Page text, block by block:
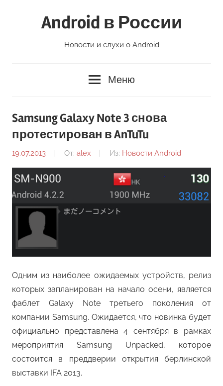
Android в России
Новости и слухи о Android
Меню
Samsung Galaxy Note 3 снова
протестирован в AnTuTu
19.07.2013 От: alex Из: Новости Android
Одним из наиболее ожидаемых устройств, релиз
которых запланирован на начало осени, является
фаблет Galaxy Note третьего поколения от
компании Samsung. Ожидается, что новинка будет
официально представлена 4 сентября в рамках
мероприятия Samsung Unpacked, которое
состоится в преддверии открытия берлинской
выставки IFA 2013.